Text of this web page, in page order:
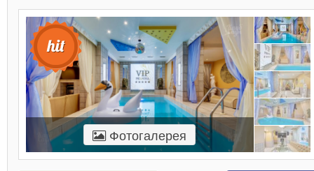
Фотогалерея